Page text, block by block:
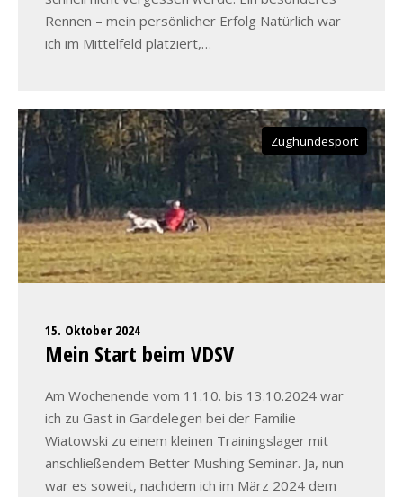
Rennen – mein persönlicher Erfolg Natürlich war
ich im Mittelfeld platziert,…
Zughundesport
15. Oktober 2024
Mein Start beim VDSV
Am Wochenende vom 11.10. bis 13.10.2024 war
ich zu Gast in Gardelegen bei der Familie
Wiatowski zu einem kleinen Trainingslager mit
anschließendem Better Mushing Seminar. Ja, nun
war es soweit, nachdem ich im März 2024 dem